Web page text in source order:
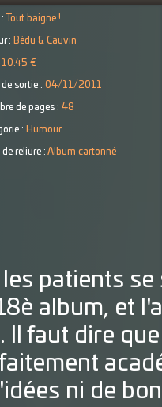
Tout baigne !
: Bédu & Cauvin
10.45 €
de sortie : 04/11/2011
de pages : 48
: Humour
de reliure : Album cartonné
patients
album, et
Il faut dire
ni de